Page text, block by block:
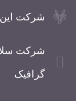
شرکت
شرکت
گرافیک